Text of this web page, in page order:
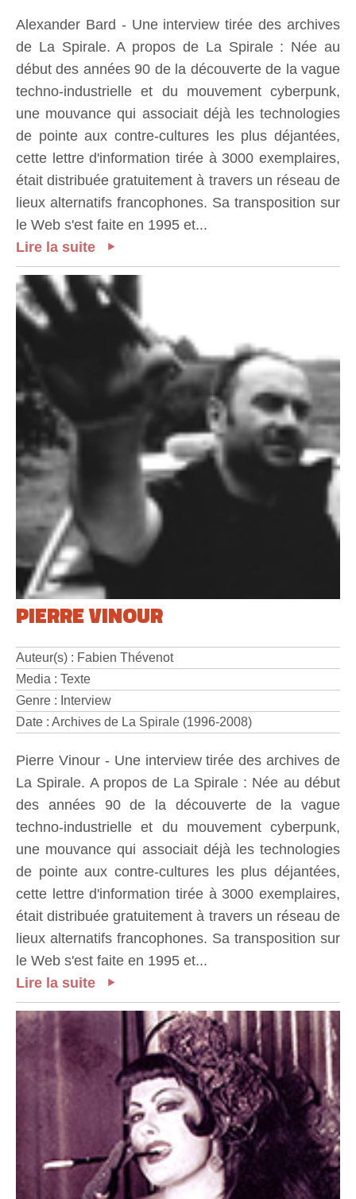
Alexander Bard - Une interview tirée des archives
de La Spirale. A propos de La Spirale : Née au
début des années 90 de la découverte de la vague
techno-industrielle et du mouvement cyberpunk,
une mouvance qui associait déjà les technologies
de pointe aux contre-cultures les plus déjantées,
cette lettre d'information tirée à 3000 exemplaires,
était distribuée gratuitement à travers un réseau de
lieux alternatifs francophones. Sa transposition sur
le Web s'est faite en 1995 et...
Lire la suite
PIERRE VINOUR
Auteur(s) : Fabien Thévenot
Media : Texte
Genre : Interview
Date : Archives de La Spirale (1996-2008)
Pierre Vinour - Une interview tirée des archives de
La Spirale. A propos de La Spirale : Née au début
des années 90 de la découverte de la vague
techno-industrielle et du mouvement cyberpunk,
une mouvance qui associait déjà les technologies
de pointe aux contre-cultures les plus déjantées,
cette lettre d'information tirée à 3000 exemplaires,
était distribuée gratuitement à travers un réseau de
lieux alternatifs francophones. Sa transposition sur
le Web s'est faite en 1995 et...
Lire la suite